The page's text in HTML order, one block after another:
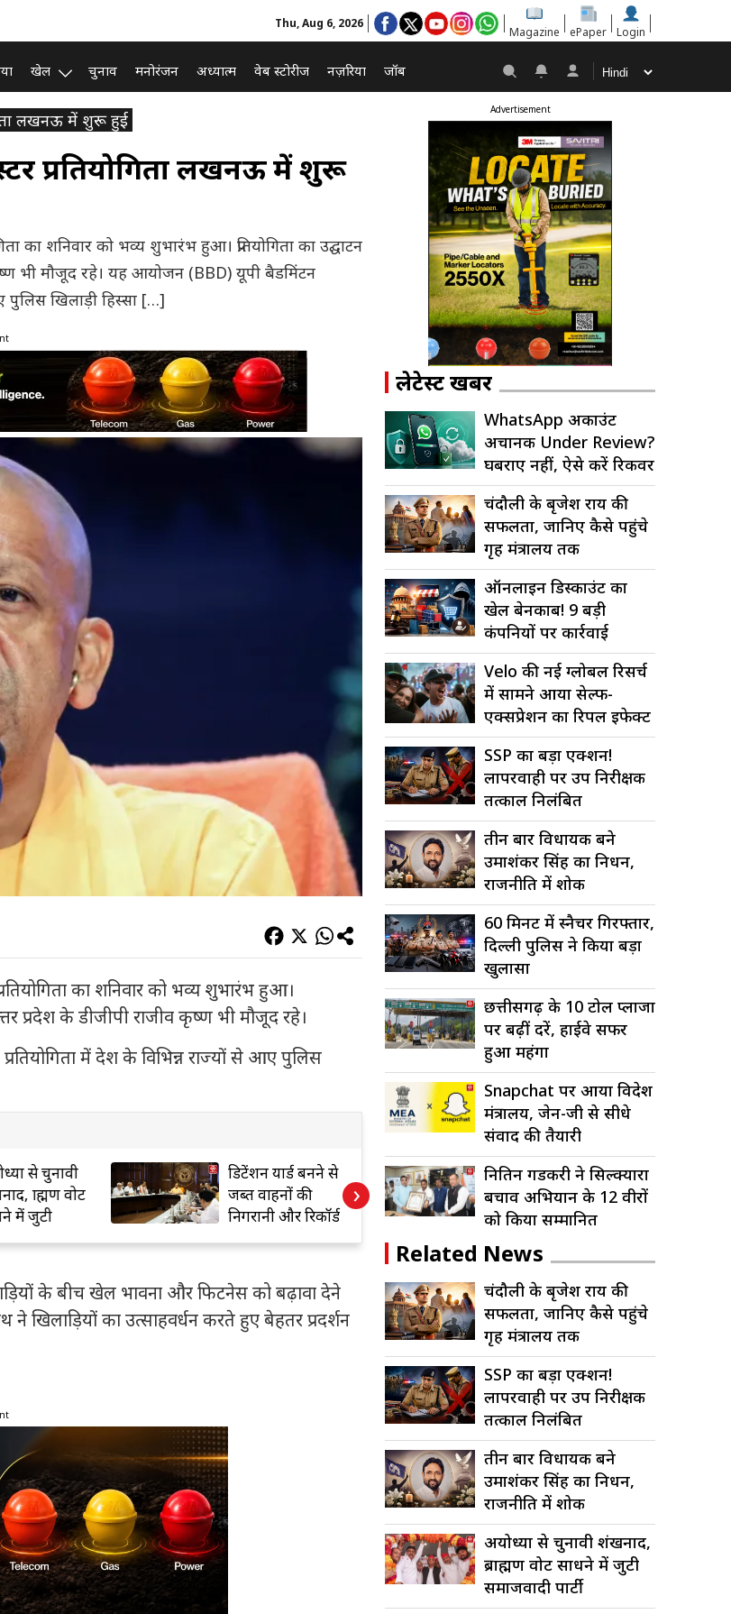
Thu, Aug 6, 2026
Magazine ePaper Login
खेल चुनाव मनोरंजन अध्यात्म वेब स्टोरीज नज़रिया जॉब
लखनऊ में शुरू हुई
प्रतियोगिता लखनऊ में शुरू
शनिवार को भव्य शुभारंभ हुआ। प्रतियोगिता का उद्घाटन
कृष्ण भी मौजूद रहे। यह आयोजन (BBD) यूपी बैडमिंटन
पुलिस खिलाड़ी हिस्सा […]
का शनिवार को भव्य शुभारंभ हुआ।
प्रदेश के डीजीपी राजीव कृष्ण भी मौजूद रहे।
में देश के विभिन्न राज्यों से आए पुलिस
से चुनावी
ब्राह्मण वोट
में जुटी
पार्टी
डिटेंशन यार्ड बनने से
जब्त वाहनों की
निगरानी और रिकॉर्ड
प्रबंधन होगा बेहतर
16 करोड़ बकाया,
राजपाल यादव की
संपत्तियां होंगी नीलाम
›
के बीच खेल भावना और फिटनेस को बढ़ावा देने
ने खिलाड़ियों का उत्साहवर्धन करते हुए बेहतर प्रदर्शन
Advertisement
लेटेस्ट खबरें
WhatsApp अकाउंट
अचानक Under Review?
घबराएं नहीं, ऐसे करें रिकवर
चंदौली के बृजेश राय की
सफलता, जानिए कैसे पहुंचे
गृह मंत्रालय तक
ऑनलाइन डिस्काउंट का
खेल बेनकाब! 9 बड़ी
कंपनियों पर कार्रवाई
Velo की नई ग्लोबल रिसर्च
में सामने आया सेल्फ-
एक्सप्रेशन का रिपल इफेक्ट
SSP का बड़ा एक्शन!
लापरवाही पर उप निरीक्षक
तत्काल निलंबित
तीन बार विधायक बने
उमाशंकर सिंह का निधन,
राजनीति में शोक
60 मिनट में स्नैचर गिरफ्तार,
दिल्ली पुलिस ने किया बड़ा
खुलासा
छत्तीसगढ़ के 10 टोल प्लाजा
पर बढ़ीं दरें, हाईवे सफर
हुआ महंगा
Snapchat पर आया विदेश
मंत्रालय, जेन-जी से सीधे
संवाद की तैयारी
नितिन गडकरी ने सिल्क्यारा
बचाव अभियान के 12 वीरों
को किया सम्मानित
Related News
चंदौली के बृजेश राय की
सफलता, जानिए कैसे पहुंचे
गृह मंत्रालय तक
SSP का बड़ा एक्शन!
लापरवाही पर उप निरीक्षक
तत्काल निलंबित
तीन बार विधायक बने
उमाशंकर सिंह का निधन,
राजनीति में शोक
अयोध्या से चुनावी शंखनाद,
ब्राह्मण वोट साधने में जुटी
समाजवादी पार्टी